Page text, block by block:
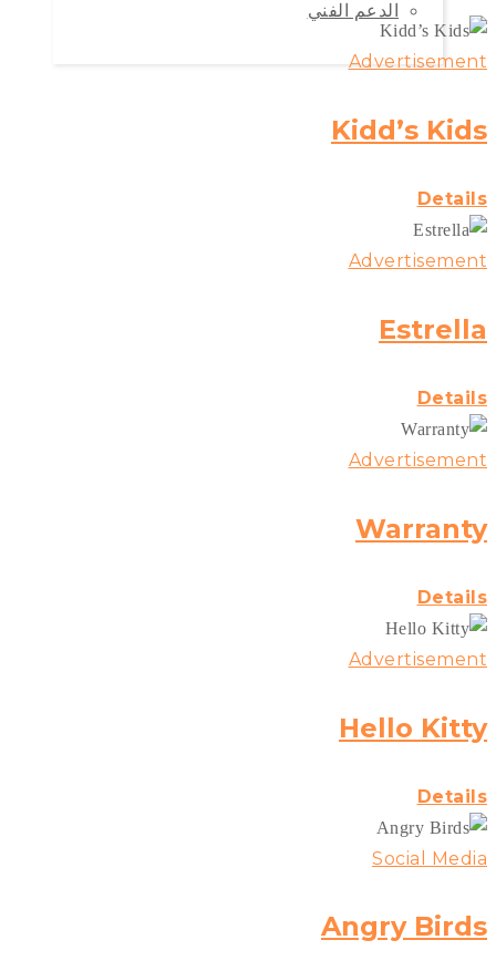
الدعم الفني
Advertisement
Kidd’s Kids
Details
Advertisement
Estrella
Details
Advertisement
Warranty
Details
Advertisement
Hello Kitty
Details
Social Media
Angry Birds